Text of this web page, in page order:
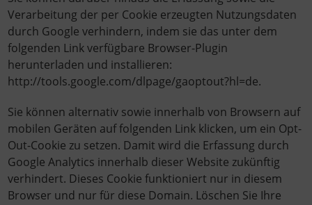
Verarbeitung der per Cookie erzeugten Nutzungsdaten
durch Google verhindern, indem sie das unter dem
folgenden Link verfügbare Browser-Plugin
herunterladen und installieren:
http://tools.google.com/dlpage/gaoptout?hl=de.
Sie können alternativ sowie innerhalb von Browsern auf
mobilen Geräten auf folgenden Link klicken, um ein Opt-
Out-Cookie zu setzen. Damit wird die Erfassung durch
Google Analytics innerhalb dieser Website zukünftig
verhindert. Dieses Cookie funktioniert nur in diesem
Browser und nur für diese Domain. Löschen Sie Ihre